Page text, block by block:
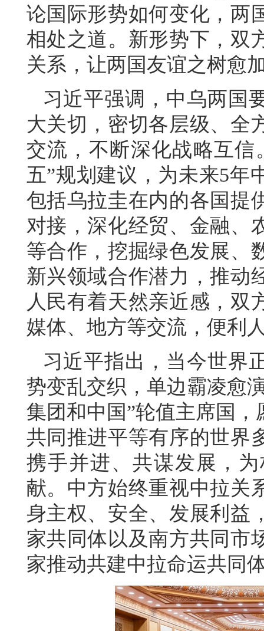
论国际形势如何变化，两
相处之道。新形势下，双
关系，让两国友谊之树愈
习近平强调，中乌两国
大关切，密切各层级、全
交流，不断深化战略互
五”规划建议，为未来5年
包括乌拉圭在内的各国提
对接，深化经贸、金融、
等合作，挖掘绿色发展、
新兴领域合作潜力，推动
人民有着天然亲近感，双
媒体、地方等交流，便利
习近平指出，当今世界
势变乱交织，单边霸凌愈
集团和中国”轮值主席国
共同推进平等有序的世界
携手并进、共谋发展，
献。中方始终重视中拉关
身主权、安全、发展利益
家共同体以及南方共同市
家推动共建中拉命运共同